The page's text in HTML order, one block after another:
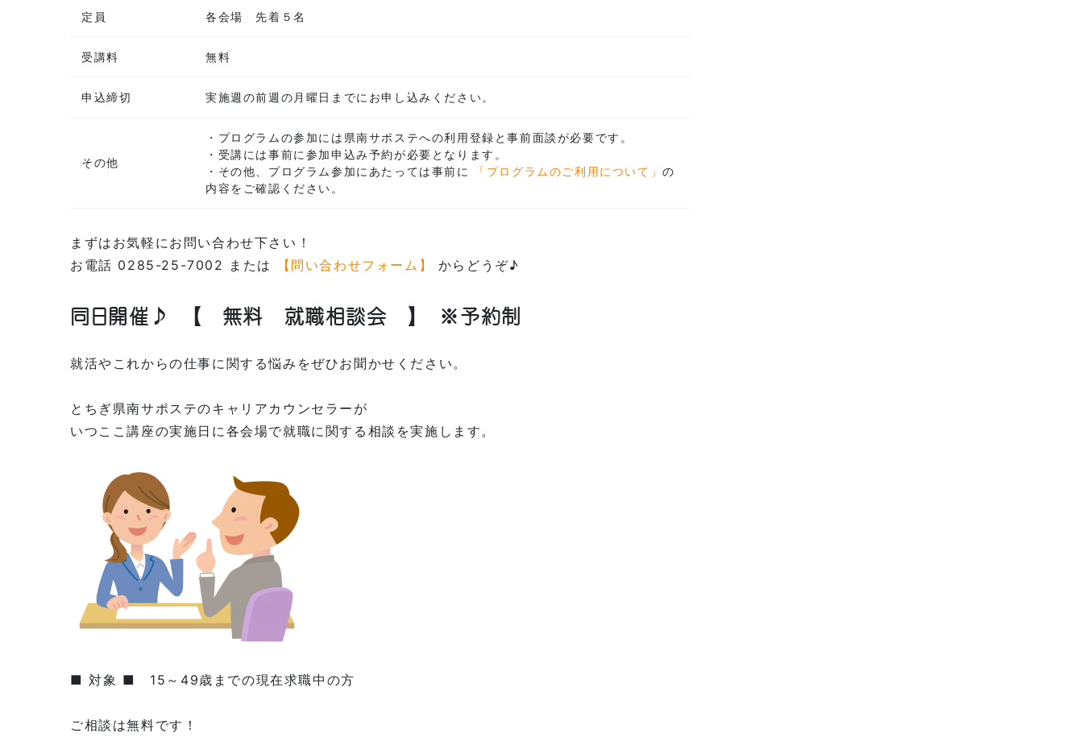
定員 各会場 先着５名
受講料 無料
申込締切 実施週の前週の月曜日までにお申し込みください。
その他
・プログラムの参加には県南サポステへの利用登録と事前面談が必要です。
・受講には事前に参加申込み予約が必要となります。
・その他、プログラム参加にあたっては事前に
「プログラムのご利用について」の
内容をご確認ください。
まずはお気軽にお問い合わせ下さい！
お電話 0285-25-7002 または
【問い合わせフォーム】 からどうぞ♪
同日開催♪ 【 無料 就職相談会 】 ※予約制
就活やこれからの仕事に関する悩みをぜひお聞かせください。
とちぎ県南サポステのキャリアカウンセラーが
いつここ講座の実施日に各会場で就職に関する相談を実施します。
■ 対象 ■ 15～49歳までの現在求職中の方
ご相談は無料です！